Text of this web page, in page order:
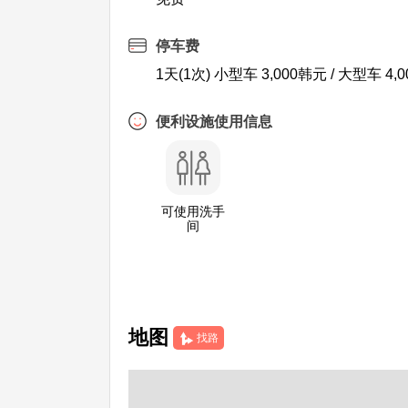
停车费
1天(1次) 小型车 3,000韩元 / 大型车
便利设施使用信息
可使用洗手
间
地图 找路